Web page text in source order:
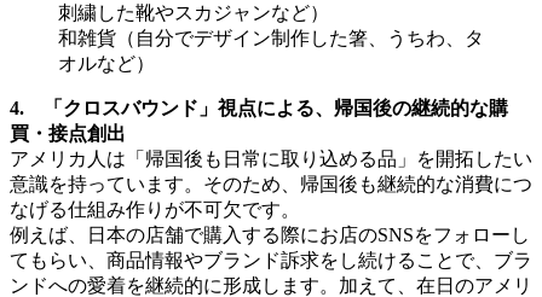
刺繍した靴やスカジャンなど）
和雑貨（自分でデザイン制作した箸、うちわ、タ
オルなど）
4. 「クロスバウンド」視点による、帰国後の継続的な購
買・接点創出
アメリカ人は「帰国後も日常に取り込める品」を開拓したい
意識を持っています。そのため、帰国後も継続的な消費につ
なげる仕組み作りが不可欠です。
例えば、日本の店舗で購入する際にお店のSNSをフォローし
てもらい、商品情報やブランド訴求をし続けることで、ブラ
ンドへの愛着を継続的に形成します。加えて、在日のアメリ